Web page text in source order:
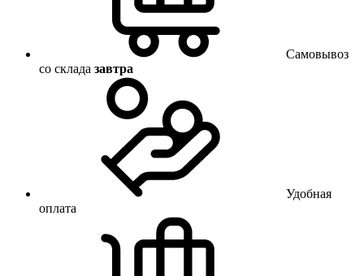
Самовывоз
со склада завтра
Удобная
оплата